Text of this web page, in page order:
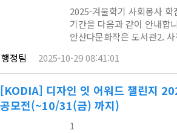
2025-겨울학기 사회봉사 학
기간을 다음과 같이 안내합
안산다문화작은 도서관2.
신청방법:https://
구글폼 신청4. 사전선발신
수강신청내역확인
사회봉사 활동기간
10일 30시간(월요일 제외 화
가능자 우선…
행정팀 2025-10-29 08:41:01
[KODIA] 디자인 잇 어워드 챌린지
공모전(~10/31(금) 까지)
1